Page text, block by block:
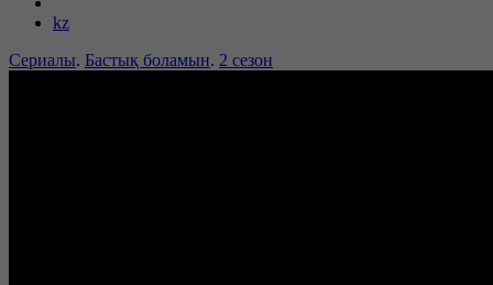
kz
Сериалы. Бастық боламын. 2 сезон